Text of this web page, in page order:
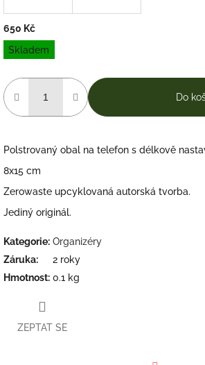
650 Kč
Měrná
cena:
Skladem
Do
Polstrovaný obal na telefon s délkově
8x15 cm
Zerowaste upcyklovaná autorská tvorba.
Jediný originál.
Kategorie: Organizéry
Záruka:
2 roky
Hmotnost: 0.1 kg
ZEPTAT SE